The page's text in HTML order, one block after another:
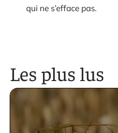
qui ne s’efface pas.
Les plus lus